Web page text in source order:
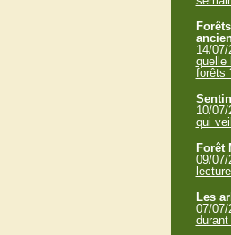
14/07/
quelle
forêts
10/07/
qui
Forêt
09/07/
Les
07/07/
durant